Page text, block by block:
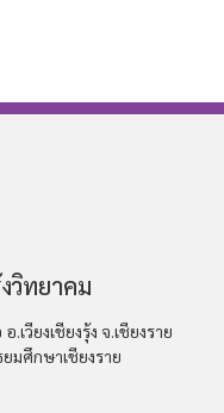
งวิทยาคม
วียงเชียงรุ้ง จ.เชียงราย
มศึกษาเชียงราย